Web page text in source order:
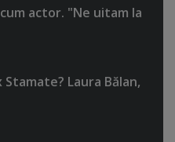
actor. "Ne uitam la
Stamate? Laura Bălan,